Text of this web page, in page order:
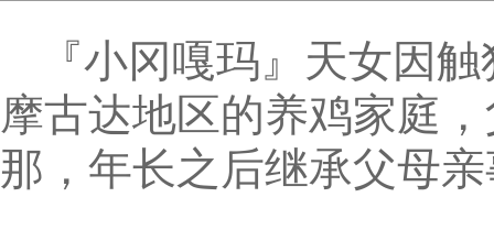
『小冈嘎玛』天女因
摩古达地区的养鸡家庭
那，年长之后继承父母